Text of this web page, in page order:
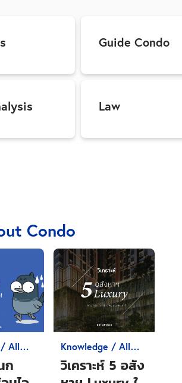
Guide Condo
Law
All Guide Condo Money 101
Condo
/ All
ก
Knowledge / All
about Condo
วิเคราะห์ 5 อสัง